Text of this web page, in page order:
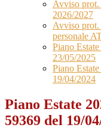
Avviso prot.
2026/2027
Avviso prot.
personale
Piano
23/05/2025
Piano
19/04/2024
Piano Estate
59369 del 19/